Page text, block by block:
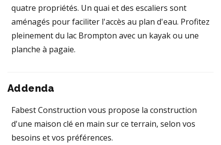
quatre propriétés. Un quai et des escaliers sont
aménagés pour faciliter l'accès au plan d'eau. Profitez
pleinement du lac Brompton avec un kayak ou une
planche à pagaie.
Addenda
Fabest Construction vous propose la construction
d'une maison clé en main sur ce terrain, selon vos
besoins et vos préférences.